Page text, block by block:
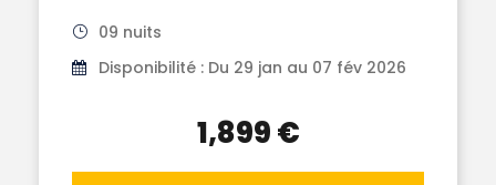
09 nuits
Disponibilité : Du 29 jan au 07 fév 2026
1,899 €